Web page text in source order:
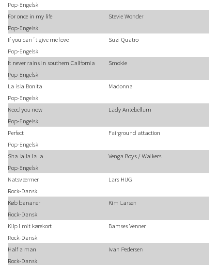
Pop-Engelsk
For once in my life
Stevie Wonder
Pop-Engelsk
If you can´t give me love
Suzi Quatro
Pop-Engelsk
It never rains in southern California
Smokie
Pop-Engelsk
La isla Bonita
Madonna
Pop-Engelsk
Need you now
Lady Antebellum
Pop-Engelsk
Perfect
Fairground attaction
Pop-Engelsk
Sha la la la la
Venga Boys / Walkers
Pop-Engelsk
Natsværmer
Lars HUG
Rock-Dansk
Køb bananer
Kim Larsen
Rock-Dansk
Klip i mit kørekort
Bamses Venner
Rock-Dansk
Half a man
Ivan Pedersen
Rock-Dansk